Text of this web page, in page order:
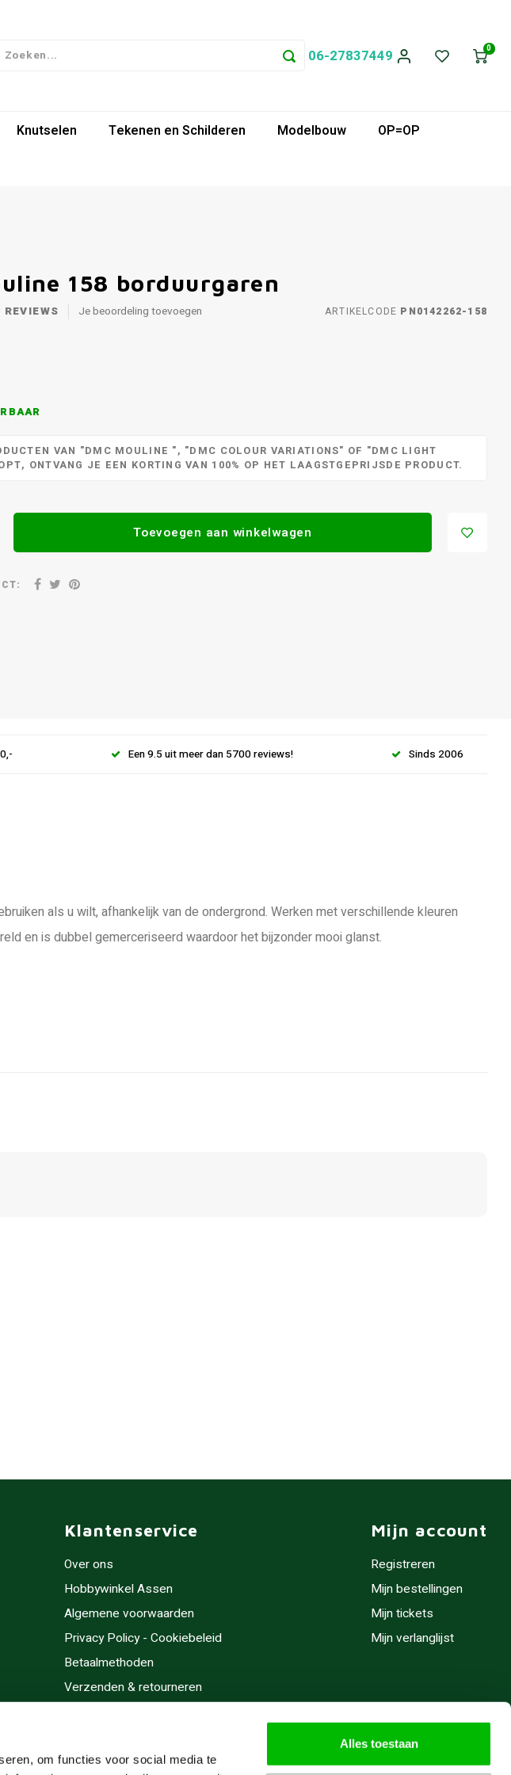
om functies voor social media te
Alles toestaan
06-27837449 0
Knutselen Tekenen en Schilderen Modelbouw
OP=OP
158 borduurgaren
REVIEWS Je beoordeling toevoegen ARTIKELCODE PN0142262-158
VAN "DMC MOULINE ", "DMC COLOUR VARIATIONS" OF "DMC LIGHT
ONTVANG JE EEN KORTING VAN 100% OP HET LAAGSTGEPRIJSDE PRODUCT.
Toevoegen aan winkelwagen
Een 9.5 uit meer dan 5700 reviews! Sinds 2006
als u wilt, afhankelijk van de ondergrond. Werken met verschillende kleuren
en is dubbel gemerceriseerd waardoor het bijzonder mooi glanst.
Klantenservice
Over ons
Hobbywinkel Assen
Algemene voorwaarden
Privacy Policy - Cookiebeleid
Betaalmethoden
Verzenden & retourneren
Cadeaubonnen
Mijn account
Registreren
Mijn bestellingen
Mijn tickets
Mijn verlanglijst